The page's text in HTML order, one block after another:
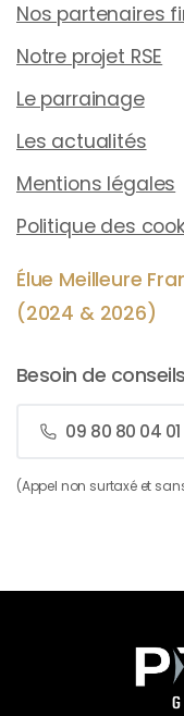
Nos partenaires
Notre projet RSE
Le parrainage
Les actualités
Mentions légales
Politique des
Élue Meilleure
(2024 & 2026)
Besoin de
09 80 80 04 01
(Appel non surtaxé et